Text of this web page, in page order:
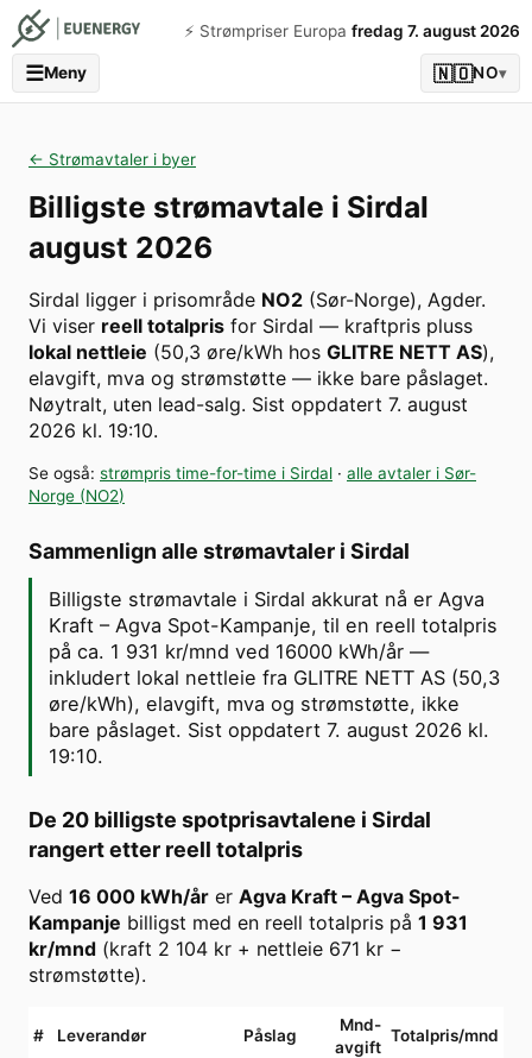
⚡️ Strømpriser Europa fredag 7. august 2026
☰Meny 🇳🇴NO▾
← Strømavtaler i byer
Billigste strømavtale i Sirdal
august 2026
Sirdal ligger i prisområde NO2 (Sør-Norge), Agder.
Vi viser reell totalpris for Sirdal — kraftpris pluss
lokal nettleie (50,3 øre/kWh hos GLITRE NETT AS),
elavgift, mva og strømstøtte — ikke bare påslaget.
Nøytralt, uten lead-salg. Sist oppdatert 7. august
2026 kl. 19:10.
Se også: strømpris time-for-time i Sirdal · alle avtaler i Sør-
Norge (NO2)
Sammenlign alle strømavtaler i Sirdal
Billigste strømavtale i Sirdal akkurat nå er Agva
Kraft – Agva Spot-Kampanje, til en reell totalpris
på ca. 1 931 kr/mnd ved 16000 kWh/år —
inkludert lokal nettleie fra GLITRE NETT AS (50,3
øre/kWh), elavgift, mva og strømstøtte, ikke
bare påslaget. Sist oppdatert 7. august 2026 kl.
19:10.
De 20 billigste spotprisavtalene i Sirdal
rangert etter reell totalpris
Ved 16 000 kWh/år er Agva Kraft – Agva Spot-
Kampanje billigst med en reell totalpris på 1 931
kr/mnd (kraft 2 104 kr + nettleie 671 kr −
strømstøtte).
# Leverandør Påslag
Mnd-
avgift
Totalpris/mnd